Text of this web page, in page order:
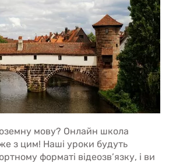
мову? Онлайн школа
з цим! Наші уроки будуть
форматі відеозв’язку, і ви